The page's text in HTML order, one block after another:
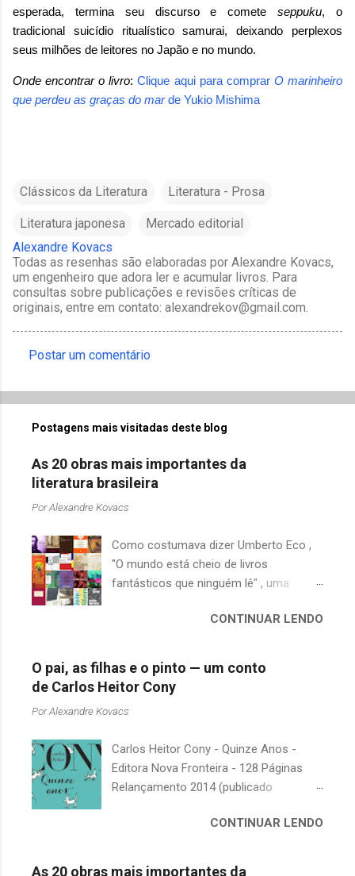
esperada, termina seu discurso e cometeseppuku, o
tradicional suicídio ritualístico samurai, deixando perplexos
seus milhões de leitores no Japão e no mundo.
Onde encontrar o livro:Clique aqui para comprar O marinheiro
que perdeu as graças do marde Yukio Mishima
Clássicos da Literatura Literatura - Prosa
Literatura japonesa
Mercado editorial
Alexandre Kovacs
Todas as resenhas são elaboradas por Alexandre Kovacs,
um engenheiro que adora ler e acumular livros. Para
consultas sobre publicações e revisões críticas de
originais, entre em contato: alexandrekov@gmail.com.
o
n
t
á
o
s
Postar um comentário
Postagens mais visitadas deste blog
As 20 obras mais importantes da
literatura brasileira
PorAlexandre Kovacs
Como costumava dizer Umberto Eco ,
"O mundo está cheio de livros
fantásticos que ninguém lê" , uma
quando falamos de clássicos da
escritores brasileiros, somos forçados
a uma avaliação burocrática na escola e
acabamos adquirindo uma certa
antipatia a determinado livro ou autor
justamente o contrário. É surpreendente
como uma segunda visita a essas
obras, já em nossa maturidade, pode
escondido, bem ali na nossa estante.
nós? A limitação de apenas 20
CONTINUAR LENDO
O pai, as filhas e o pinto — um conto
de Carlos Heitor Cony
PorAlexandre Kovacs
Carlos Heitor Cony - Quinze Anos -
Editora Nova Fronteira - 128 Páginas
Relançamento 2014 (publicado
com deliciosos contos sobre a infância
bem-humoradas e sensíveis,
CONTINUAR LENDO
As 20 obras mais importantes da